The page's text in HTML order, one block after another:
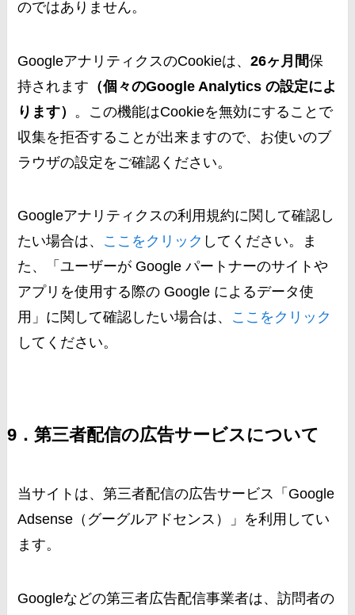
のではありません。
GoogleアナリティクスのCookieは、26ヶ月間保
持されます （個々のGoogle Analytics の設定によ
ります） 。この機能はCookieを無効にすることで
収集を拒否することが出来ますので、お使いのブ
ラウザの設定をご確認ください。
Googleアナリティクスの利用規約に関して確認し
たい場合は、 ここをクリック してください。ま
た、「ユーザーが Google パートナーのサイトや
アプリを使用する際の Google によるデータ使
用」に関して確認したい場合は、 ここをクリック
してください。
9．第三者配信の広告サービスについて
当サイトは、第三者配信の広告サービス「Google
Adsense（グーグルアドセンス）」を利用してい
ます。
Googleなどの第三者広告配信事業者は、訪問者の